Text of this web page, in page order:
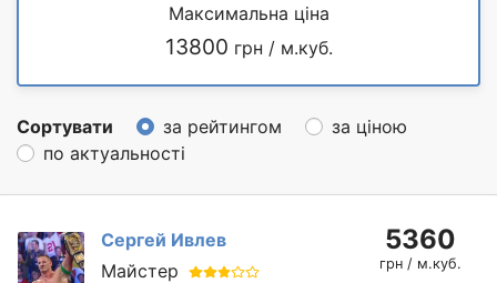
Максимальна ціна
13800 грн / м.куб.
Сортувати за рейтингом
за ціною
по актуальності
Сергей Ивлев
Майстер
5360
грн / м.куб.